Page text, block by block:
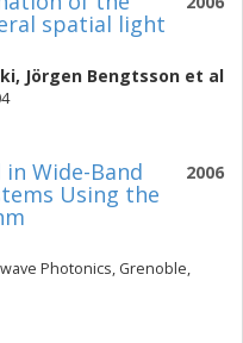
spatial light
, Jörgen Bengtsson et al
2006
Wide-Band
Using the
Photonics, Grenoble,